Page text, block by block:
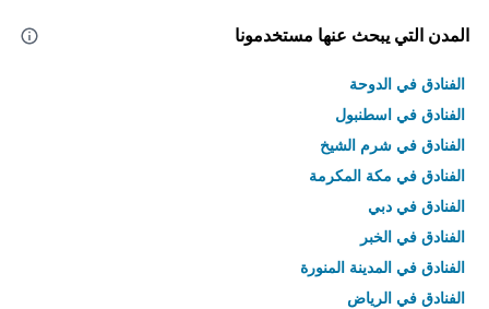
المدن التي يبحث عنها مستخدمونا
الفنادق في الدوحة
الفنادق في اسطنبول
الفنادق في شرم الشيخ
الفنادق في مكة المكرمة
الفنادق في دبي
الفنادق في الخبر
الفنادق في المدينة المنورة
الفنادق في الرياض